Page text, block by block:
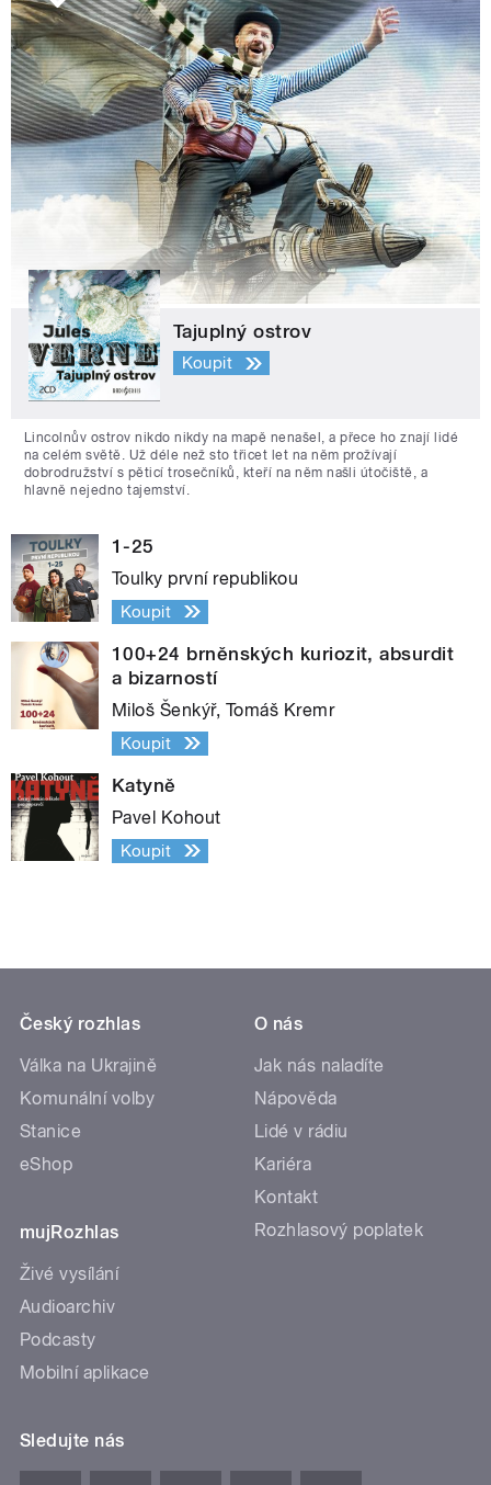
Tajuplný ostrov
Koupit
Lincolnův ostrov nikdo nikdy na mapě nenašel, a přece ho znají lidé
na celém světě. Už déle než sto třicet let na něm prožívají
dobrodružství s pěticí trosečníků, kteří na něm našli útočiště, a
hlavně nejedno tajemství.
1-25
Toulky první republikou
Koupit
100+24 brněnských kuriozit, absurdit
a bizarností
Miloš Šenkýř, Tomáš Kremr
Koupit
Katyně
Pavel Kohout
Koupit
Český rozhlas
Válka na Ukrajině
Komunální volby
Stanice
eShop
mujRozhlas
Živé vysílání
Audioarchiv
Podcasty
Mobilní aplikace
O nás
Jak nás naladíte
Nápověda
Lidé v rádiu
Kariéra
Kontakt
Rozhlasový poplatek
Sledujte nás